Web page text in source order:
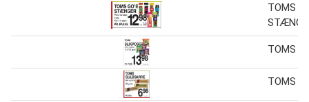
TOMS
TOMS
TOMS